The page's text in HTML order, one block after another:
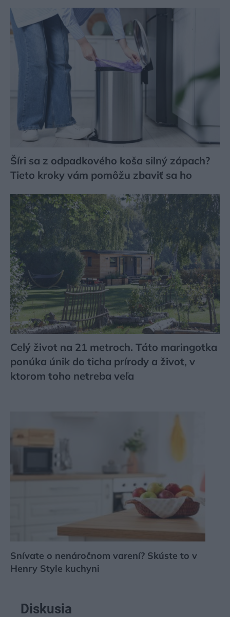
Šíri sa z odpadkového koša silný zápach?
Tieto kroky vám pomôžu zbaviť sa ho
Celý život na 21 metroch. Táto maringotka
ponúka únik do ticha prírody a život, v
ktorom toho netreba veľa
Snívate o nenáročnom varení? Skúste to v
Henry Style kuchyni
Diskusia